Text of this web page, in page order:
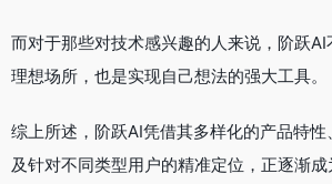
而对于那些对技术感兴趣的人来说，阶跃
理想场所，也是实现自己想法的强大工具。
综上所述，阶跃AI凭借其多样化的产品特
及针对不同类型用户的精准定位，正逐渐